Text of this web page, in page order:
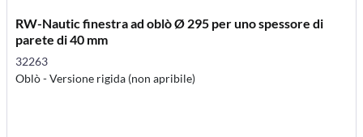
RW-Nautic finestra ad oblò Ø 295 per uno spessore di
parete di 40 mm
32263
Oblò - Versione rigida (non apribile)